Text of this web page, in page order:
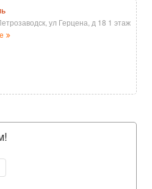
ул Герцена, д 18 1 этаж